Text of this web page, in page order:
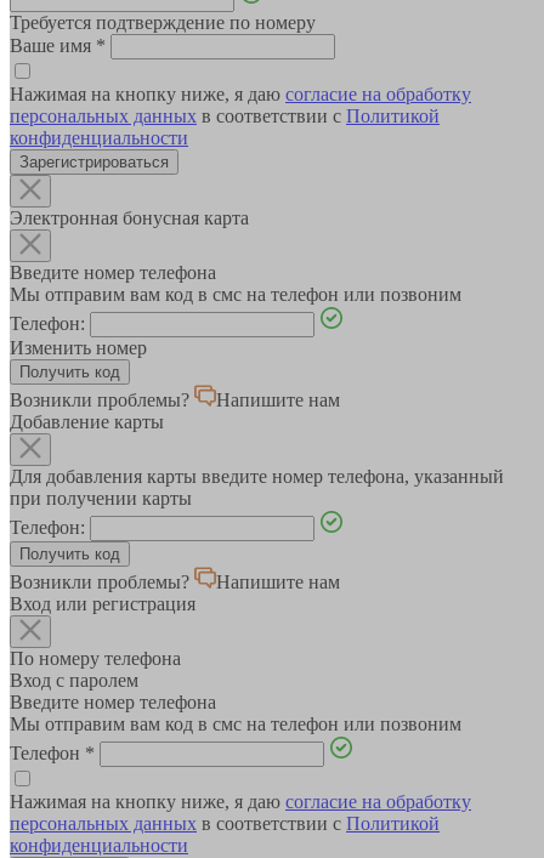
Требуется подтверждение по номеру
Ваше имя *
Нажимая на кнопку ниже, я даю согласие на обработку
персональных данных в соответствии с Политикой
конфиденциальности
Зарегистрироваться
Электронная бонусная карта
Введите номер телефона
Мы отправим вам код в смс на телефон или позвоним
Телефон:
Изменить номер
Возникли проблемы?
Напишите нам
Добавление карты
Для добавления карты введите номер телефона, указанный
при получении карты
Телефон:
Возникли проблемы?
Напишите нам
Вход или регистрация
По номеру телефона
Вход с паролем
Введите номер телефона
Мы отправим вам код в смс на телефон или позвоним
Телефон *
Нажимая на кнопку ниже, я даю согласие на обработку
персональных данных в соответствии с Политикой
конфиденциальности